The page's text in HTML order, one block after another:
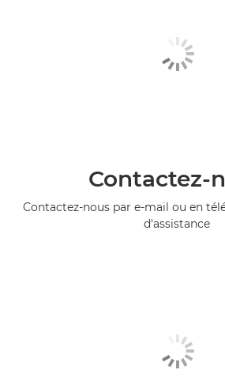
Contactez-
Contactez-nous par e-mail ou en
d'assistance